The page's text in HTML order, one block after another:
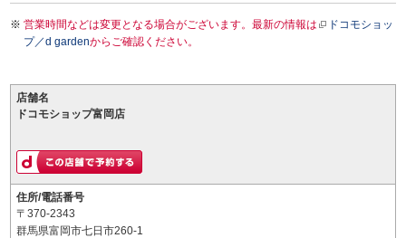
営業時間などは変更となる場合がございます。最新の情報は
ドコモショッ
プ／d gardenからご確認ください。
店舗名
ドコモショップ富岡店
住所/電話番号
〒370-2343
群馬県富岡市七日市260-1